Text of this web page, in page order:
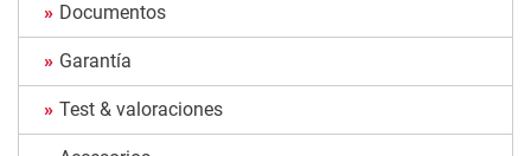
Documentos
Garantía
Test & valoraciones